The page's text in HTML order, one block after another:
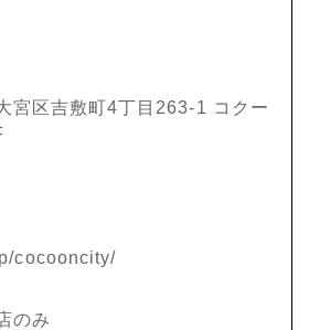
宮区吉敷町4丁目263-1 コクー
cocooncity/
のみ